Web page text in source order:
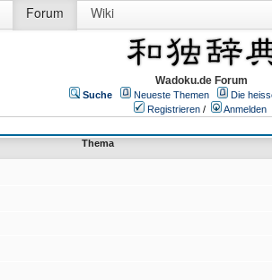
Forum Wiki
Wadoku.de Forum
Suche Neueste Themen
Die
Registrieren /
Anmelden
Thema